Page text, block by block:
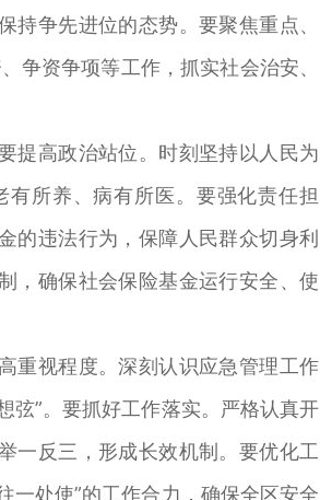
争先进位的态势。要聚焦重点、
争资争项等工作，抓实社会治安、
高政治站位。时刻坚持以人民为
所养、病有所医。要强化责任担
的违法行为，保障人民群众切身利
，确保社会保险基金运行安全、使
视程度。深刻认识应急管理工作
弦”。要抓好工作落实。严格认真开
一反三，形成长效机制。要优化工
一处使”的工作合力，确保全区安全